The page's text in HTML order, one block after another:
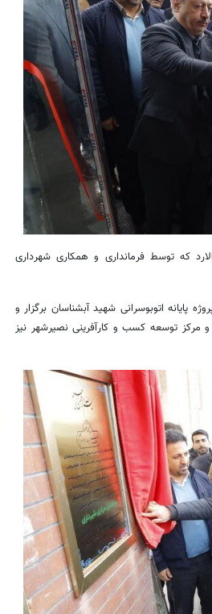
الارد️که توسط فرمانداری و همکاری شهرداری
پایانه اتوبوسرانی شهید آبشناسان برگزار و
و مرکز توسعه کسب و کارآفرینی نصیرشهر نیز
روزنامه‌های ورزشی پنج‌شنبه ۱۵ مرداد ۱۴۰۵